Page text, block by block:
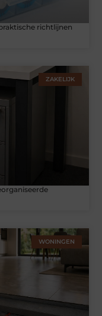
richtlijnen
ZAKELIJK
WONINGEN